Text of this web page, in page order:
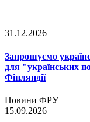
31.12.2026
Запрошуємо
для "українських
Фінляндії
Новини ФРУ
15.09.2026